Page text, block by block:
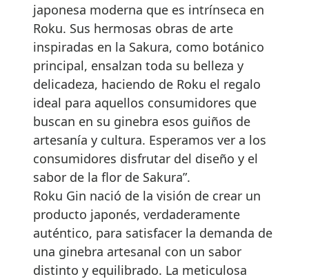
japonesa moderna que es intrínseca en
Roku. Sus hermosas obras de arte
inspiradas en la Sakura, como botánico
principal, ensalzan toda su belleza y
delicadeza, haciendo de Roku el regalo
ideal para aquellos consumidores que
buscan en su ginebra esos guiños de
artesanía y cultura. Esperamos ver a los
consumidores disfrutar del diseño y el
sabor de la flor de Sakura”.
Roku Gin nació de la visión de crear un
producto japonés, verdaderamente
auténtico, para satisfacer la demanda de
una ginebra artesanal con un sabor
distinto y equilibrado. La meticulosa